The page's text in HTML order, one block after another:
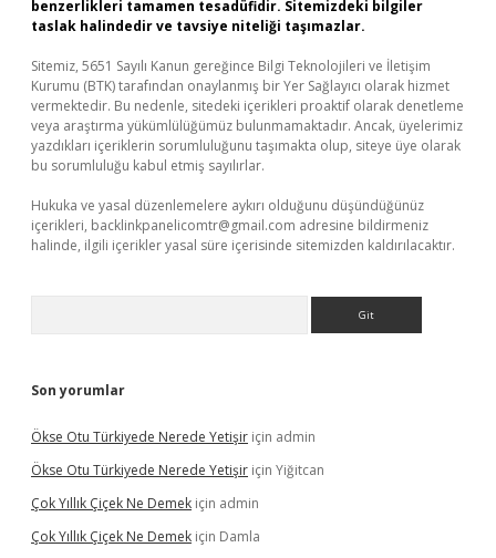
benzerlikleri tamamen tesadüfidir. Sitemizdeki bilgiler
taslak halindedir ve tavsiye niteliği taşımazlar.
Sitemiz, 5651 Sayılı Kanun gereğince Bilgi Teknolojileri ve İletişim
Kurumu (BTK) tarafından onaylanmış bir Yer Sağlayıcı olarak hizmet
vermektedir. Bu nedenle, sitedeki içerikleri proaktif olarak denetleme
veya araştırma yükümlülüğümüz bulunmamaktadır. Ancak, üyelerimiz
yazdıkları içeriklerin sorumluluğunu taşımakta olup, siteye üye olarak
bu sorumluluğu kabul etmiş sayılırlar.
Hukuka ve yasal düzenlemelere aykırı olduğunu düşündüğünüz
içerikleri, backlinkpanelicomtr@gmail.com adresine bildirmeniz
halinde, ilgili içerikler yasal süre içerisinde sitemizden kaldırılacaktır.
Son yorumlar
Ökse Otu Türkiyede Nerede Yetişir için admin
Ökse Otu Türkiyede Nerede Yetişir için Yiğitcan
Çok Yıllık Çiçek Ne Demek için admin
Çok Yıllık Çiçek Ne Demek için Damla